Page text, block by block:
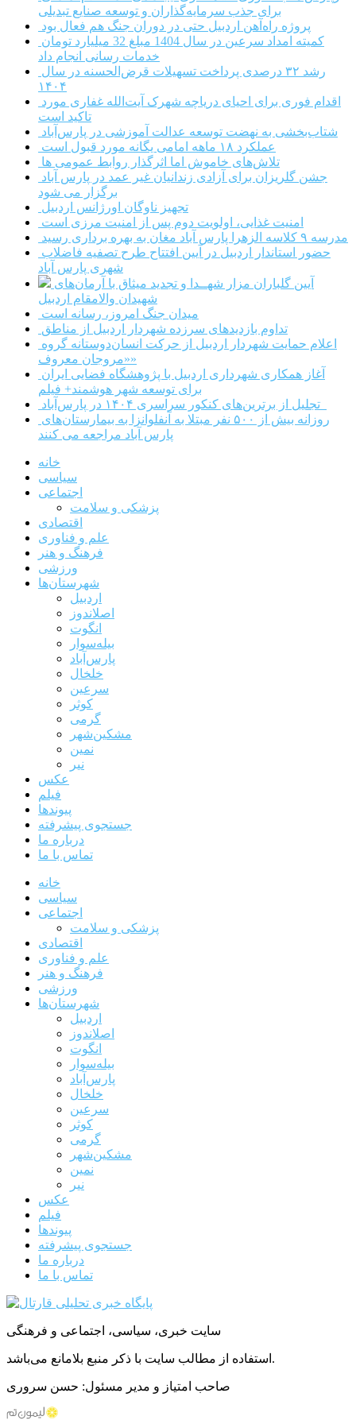
برای جذب سرمایه‌گذاران و توسعه صنایع تبدیلی
پروژه راه‌آهن اردبیل حتی در دوران جنگ هم فعال بود
خدمات رسانی انجام داد
۱۴۰۴
تاکید است
شتاب‌بخشی به نهضت توسعه عدالت آموزشی در پارس‌آباد
عملکرد ۱۸ ماهه امامی یگانه مورد قبول است
تلاش‌های خاموش اما اثرگذار روابط عمومی ها
برگزار می شود
تجهیز ناوگان اورژانس اردبیل
امنیت غذایی، اولویت دوم پس از امنیت مرزی است
مدرسه ۹ کلاسه الزهرا پارس آباد مغان به بهره برداری رسید
شهری پارس آباد
شهیدان والامقام اردبیل
میدان جنگ امروز، رسانه است
تداوم بازدیدهای سرزده شهردار اردبیل از مناطق
«مروجان معروف»
برای توسعه شهر هوشمند+ فیلم
پارس آباد مراجعه می کنند
خانه
سیاسی
اجتماعی
پزشکی و سلامت
اقتصادی
علم و فناوری
فرهنگ و هنر
ورزشی
شهرستان‌ها
اردبیل
اصلاندوز
انگوت
بیله‌سوار
پارس‌آباد
خلخال
سرعین
کوثر
گرمی
مشکین‌شهر
نمین
نیر
عکس
فیلم
پیوندها
جستجوی پیشرفته
درباره ما
تماس با ما
خانه
سیاسی
اجتماعی
پزشکی و سلامت
اقتصادی
علم و فناوری
فرهنگ و هنر
ورزشی
شهرستان‌ها
اردبیل
اصلاندوز
انگوت
بیله‌سوار
پارس‌آباد
خلخال
سرعین
کوثر
گرمی
مشکین‌شهر
نمین
نیر
عکس
فیلم
پیوندها
جستجوی پیشرفته
درباره ما
تماس با ما
سایت خبری، سیاسی، اجتماعی و فرهنگی
استفاده از مطالب سایت با ذکر منبع بلامانع می‌باشد.
صاحب امتیاز و مدیر مسئول: حسن سروری